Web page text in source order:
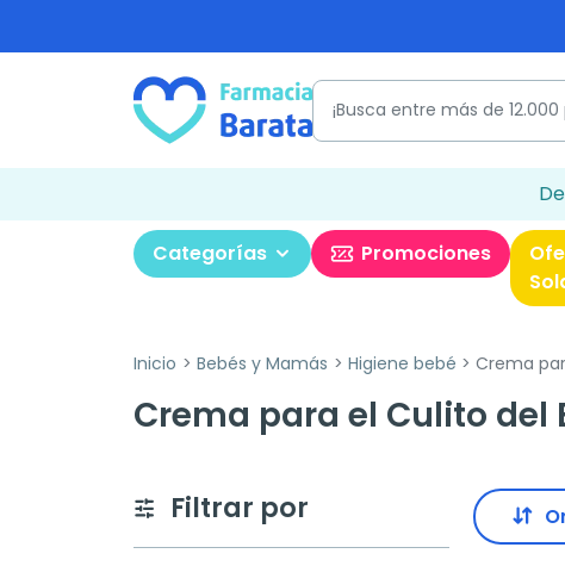
Categorías Promociones
Inicio Bebés y Mamás Higiene bebé Crema
Crema para el Culito del
Filtrar por